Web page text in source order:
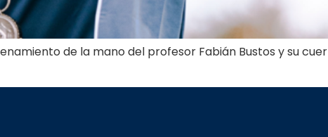
de la mano del profesor Fabián Bustos y su